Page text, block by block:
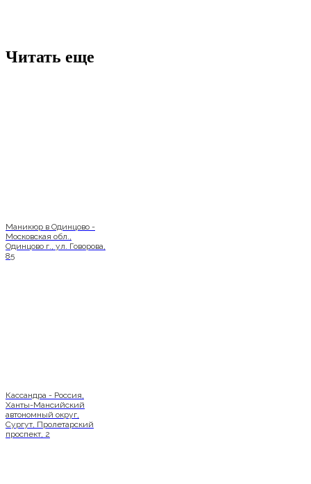
Читать еще
Маникюр в Одинцово -
Московская обл.,
Одинцово г., ул. Говорова,
85
Кассандра - Россия,
Ханты-Мансийский
автономный округ,
Сургут, Пролетарский
проспект, 2